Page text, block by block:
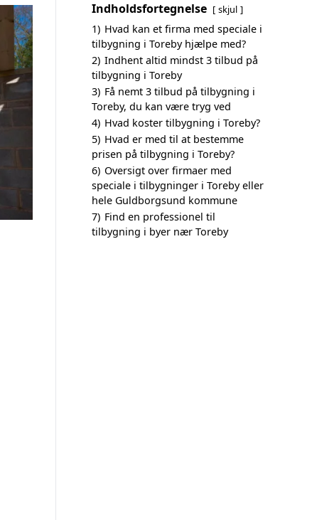
Indholdsfortegnelse skjul
1) Hvad kan et firma med speciale i
tilbygning i Toreby hjælpe med?
2) Indhent altid mindst 3 tilbud på
tilbygning i Toreby
3) Få nemt 3 tilbud på tilbygning i
Toreby, du kan være tryg ved
4) Hvad koster tilbygning i Toreby?
5) Hvad er med til at bestemme
prisen på tilbygning i Toreby?
6) Oversigt over firmaer med
speciale i tilbygninger i Toreby eller
hele Guldborgsund kommune
7) Find en professionel til
tilbygning i byer nær Toreby